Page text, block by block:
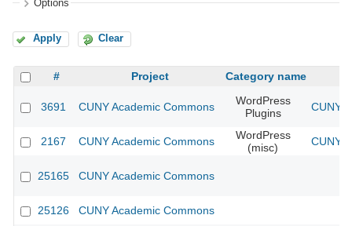
Options
Apply Clear
# Project Category name
3691 CUNY Academic Commons
WordPress
Plugins
CUNY
2167 CUNY Academic Commons
WordPress
(misc)
CUNY
25165 CUNY Academic Commons
25126 CUNY Academic Commons